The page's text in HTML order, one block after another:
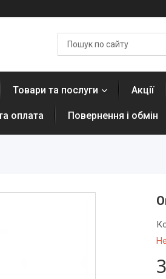
Товари та послуги Акції
оплата Повернення і обмін